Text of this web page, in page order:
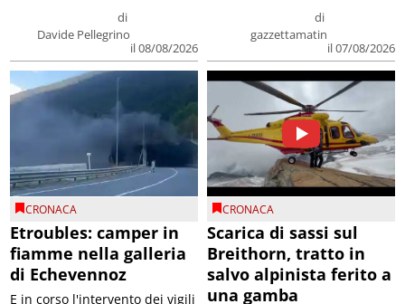
di
Davide Pellegrino
il 08/08/2026
di
gazzettamatin
il 07/08/2026
CRONACA
Etroubles: camper in
fiamme nella galleria
di Echevennoz
E in corso l'intervento dei vigili
CRONACA
Scarica di sassi sul
Breithorn, tratto in
salvo alpinista ferito a
una gamba